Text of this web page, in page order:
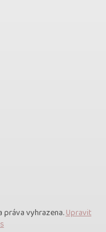
práva vyhrazena.Upravit